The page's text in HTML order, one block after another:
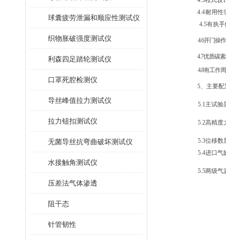
球囊疲劳泄漏和顺应性测试仪
织物胀破强度测试仪
利森四足踏轮测试仪
口罩死腔检测仪
导丝峰值拉力测试仪
拉力钮扣测试仪
无菌导丝抗弯曲破坏测试仪
水接触角测试仪
压差法气体渗透
阻干态
针管韧性
4.4耐用性
4.5有执
4.6开门操
4.7优质碳
4.8有工作
5、主要配
5.1主试验
5.2高精度
5.3位移数
5.4进口气
5.5两级气